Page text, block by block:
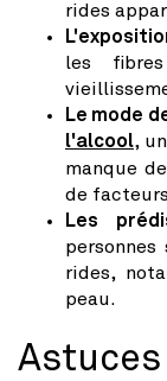
rides
les
Le mode
l'alcool,
manque
de
Les
rides,
peau.